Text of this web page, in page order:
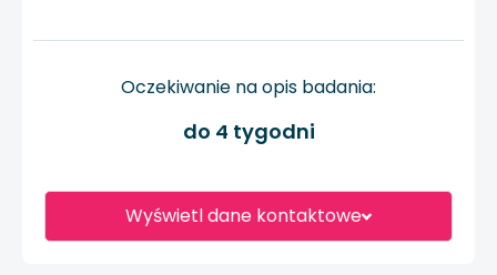
Wyświetl dane kontaktowe
Oczekiwanie na opis badania:
do 4 tygodni